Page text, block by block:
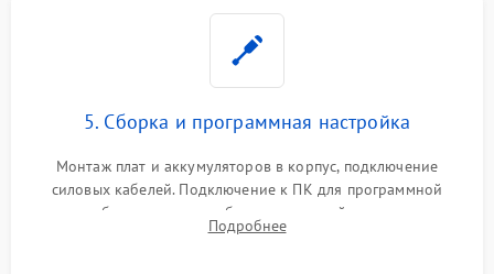
5. Сборка и программная настройка
Монтаж плат и аккумуляторов в корпус, подключение
силовых кабелей. Подключение к ПК для программной
калибровки констант батареи, настройки порогов
срабатывания AVR и сброса счетчиков старения АКБ.
Подробнее